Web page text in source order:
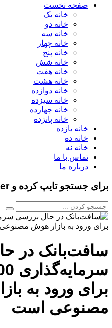
صفحه نخست
خانه یک
خانه دو
خانه سه
خانه چهار
خانه پنج
خانه شش
خانه هفت
خانه هشت
خانه دوازده
خانه سیزده
خانه چهارده
خانه پانزده
خانه یازده
خانه ده
خانه نه
تماس با ما
درباره ما
برای جستجو تایپ کرده و Enter را بزنید
سافت‌بانک در
برای ورود به
مصنوعی است